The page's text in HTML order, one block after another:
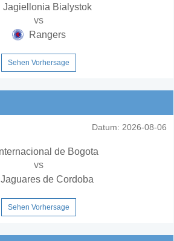
Jagiellonia Bialystok
vs
Rangers
Sehen Vorhersage
Datum: 2026-08-06
de Bogota
vs
Jaguares de Cordoba
Sehen Vorhersage